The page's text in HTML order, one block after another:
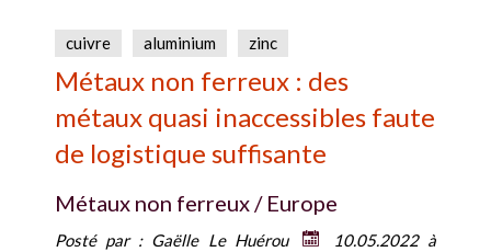
cuivre aluminium zinc
Métaux non ferreux : des
métaux quasi inaccessibles faute
de logistique suffisante
Métaux non ferreux / Europe
Posté par : Gaëlle Le Huérou
10.05.2022 à